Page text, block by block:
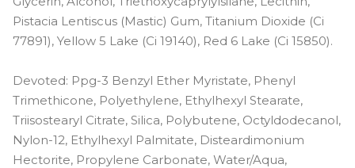
Pistacia Lentiscus (Mastic) Gum, Titanium Dioxide (Ci
77891), Yellow 5 Lake (Ci 19140), Red 6 Lake (Ci 15850).
Devoted: Ppg-3 Benzyl Ether Myristate, Phenyl
Trimethicone, Polyethylene, Ethylhexyl Stearate,
Triisostearyl Citrate, Silica, Polybutene, Octyldodecanol,
Nylon-12, Ethylhexyl Palmitate, Disteardimonium
Hectorite, Propylene Carbonate, Water/Aqua,